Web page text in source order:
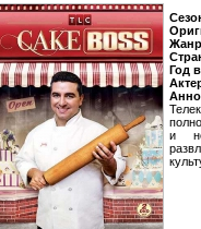
Год
и